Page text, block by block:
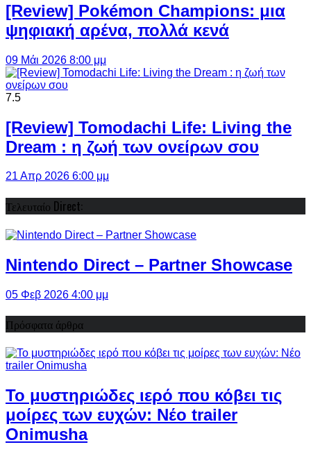
[Review] Pokémon Champions: μια
ψηφιακή αρένα, πολλά κενά
09 Μάι 2026 8:00 μμ
7.5
[Review] Tomodachi Life: Living the
Dream : η ζωή των ονείρων σου
21 Απρ 2026 6:00 μμ
Τελευταίο Direct:
Nintendo Direct – Partner Showcase
05 Φεβ 2026 4:00 μμ
Πρόσφατα άρθρα
Το μυστηριώδες ιερό που κόβει τις
μοίρες των ευχών: Νέο trailer
Onimusha